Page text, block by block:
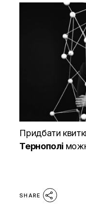
Придбати
Тернополі
SHARE